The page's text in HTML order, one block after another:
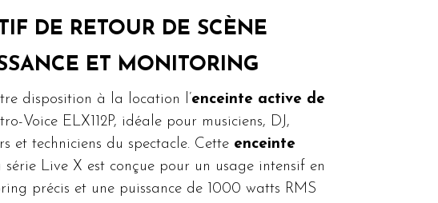
DE RETOUR DE SCÈNE
ET MONITORING
disposition à la location l’enceinte active de
Voice ELX112P, idéale pour musiciens, DJ,
et techniciens du spectacle. Cette enceinte
série Live X est conçue pour un usage intensif en
précis et une puissance de 1000 watts RMS